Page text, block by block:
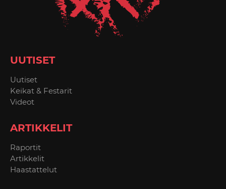
UUTISET
Uutiset
Keikat & Festarit
Videot
ARTIKKELIT
Raportit
Artikkelit
Haastattelut